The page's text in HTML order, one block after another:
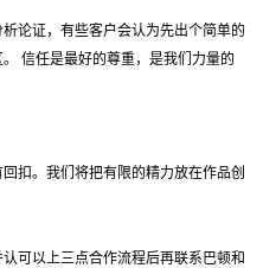
论证，有些客户会认为先出个简单的
信任是最好的尊重，是我们力量的
扣。我们将把有限的精力放在作品创
可以上三点合作流程后再联系巴顿和